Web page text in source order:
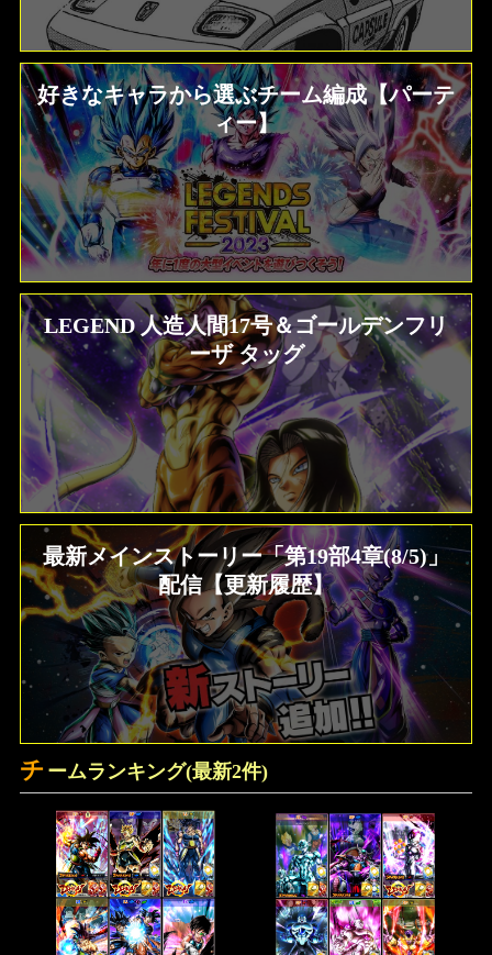
好きなキャラから選ぶチーム編成【パーテ
ィー】
LEGEND 人造人間17号＆ゴールデンフリ
ーザ タッグ
最新メインストーリー「第19部4章(8/5)」
配信【更新履歴】
チ ームランキング(最新2件)